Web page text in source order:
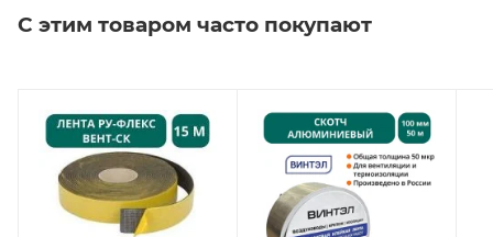
С этим товаром часто покупают